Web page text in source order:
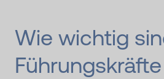
Wie wichtig